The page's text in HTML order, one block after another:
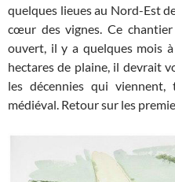
quelques lieues au Nord-Est
cœur des vignes. Ce chantier
ouvert, il y a quelques mois
hectares de plaine, il devrait
les décennies qui
médiéval. Retour sur les